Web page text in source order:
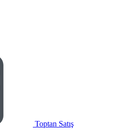
Toptan Satış